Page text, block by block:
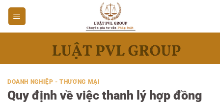
Bỏ
qua
nội
DOANH NGHIỆP - THƯƠNG MẠI
Quy định về việc thanh lý hợp đồng